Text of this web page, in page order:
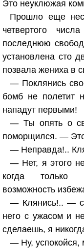
Это неуклюжая
Прошло еще
четвертого
последнюю
установлена сто
позвала жениха в
— Поклянись
бомб не полетит
нападут первыми!
— Ты опять о
поморщился. — Это
— Неправда!..
— Нет, я этого
когда только
возможность
— Клянись!.. —
него с ужасом и
сделаешь, я
— Ну,